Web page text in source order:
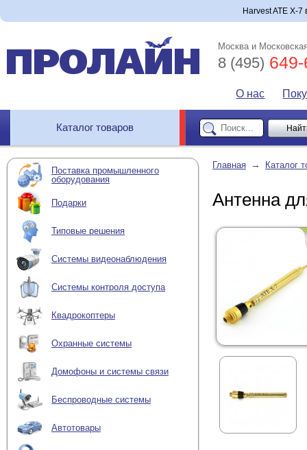
Harvest ATE X-
Москва и
8 (495)
О нас
Каталог товаров
Поставка промышленного
оборудования
Подарки
Типовые решения
Системы видеонаблюдения
Системы контроля доступа
Квадрокоптеры
Охранные системы
Домофоны и системы связи
Беспроводные системы
Автотовары
Главная → Каталог
Антенна